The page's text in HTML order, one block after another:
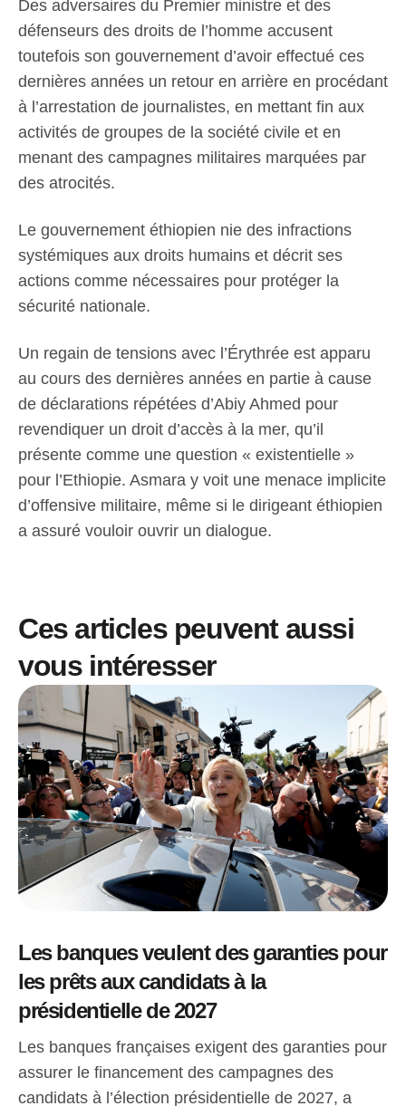
Des adversaires du Premier ministre et des
défenseurs des droits de l’homme accusent
toutefois son gouvernement d’avoir effectué ces
dernières années un retour en arrière en procédant
à l’arrestation de journalistes, en mettant fin aux
activités de groupes de la société civile et en
menant des campagnes militaires marquées par
des atrocités.
Le gouvernement éthiopien nie des infractions
systémiques aux droits humains et décrit ses
actions comme nécessaires pour protéger la
sécurité nationale.
Un regain de tensions avec l’Érythrée est apparu
au cours des dernières années en partie à cause
de déclarations répétées d’Abiy Ahmed pour
revendiquer un droit d’accès à la mer, qu’il
présente comme une question « existentielle »
pour l’Ethiopie. Asmara y voit une menace implicite
d’offensive militaire, même si le dirigeant éthiopien
a assuré vouloir ouvrir un dialogue.
Ces articles peuvent aussi
vous intéresser
Les banques veulent des garanties pour
les prêts aux candidats à la
présidentielle de 2027
Les banques françaises exigent des garanties pour
assurer le financement des campagnes des
candidats à l’élection présidentielle de 2027, a